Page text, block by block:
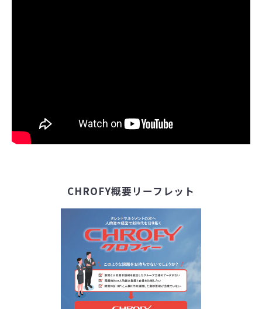
CHROFY概要リーフレット